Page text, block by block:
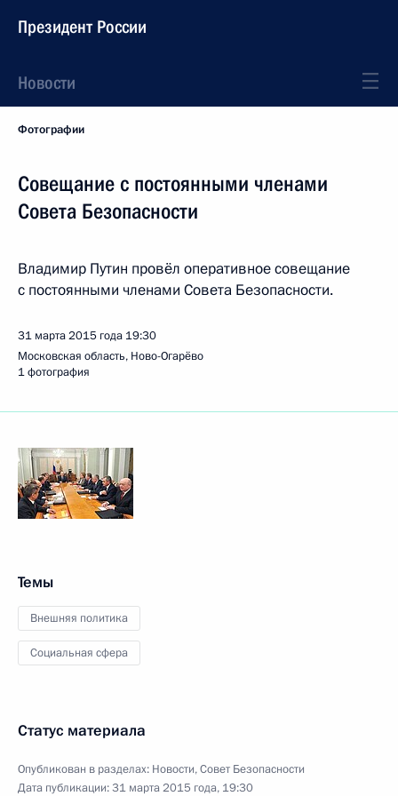
Президент России
Новости
Фотографии
Совещание с постоянными членами
Совета Безопасности
Владимир Путин провёл оперативное совещание
с постоянными членами Совета Безопасности.
31 марта 2015 года 19:30
Московская область, Ново-Огарёво
1 фотография
Темы
Внешняя политика
Социальная сфера
Статус материала
Опубликован в разделах: Новости,Совет Безопасности
Дата публикации:31 марта 2015 года, 19:30